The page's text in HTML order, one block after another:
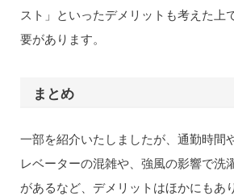
スト」といったデメリットも考えた上
要があります。
まとめ
一部を紹介いたしましたが、通勤時間
レベーターの混雑や、強風の影響で洗
があるなど、デメリットはほかにもあ